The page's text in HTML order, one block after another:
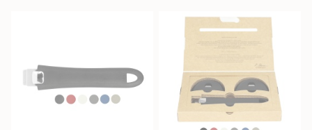
PRODUKTBERATER
Kochgeschirr Set Plancha-
Grillplatten
Wasserbadeinsätze Marmelade
Wasserkessel Espressokocher Teekannen
Deckel Stiel- und
Seitengriffe Praktische Küche
Unsere Auswahl